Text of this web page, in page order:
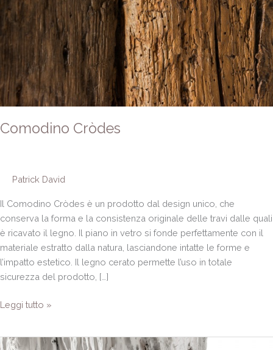
Comodino Cròdes
Patrick David
Il Comodino Cròdes è un prodotto dal design unico, che
conserva la forma e la consistenza originale delle travi dalle quali
è ricavato il legno. Il piano in vetro si fonde perfettamente con il
materiale estratto dalla natura, lasciandone intatte le forme e
l’impatto estetico. Il legno cerato permette l’uso in totale
sicurezza del prodotto, […]
Leggi tutto »
Comodini